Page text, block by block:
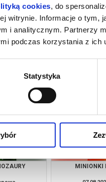
cookies, do
witrynie. Informacje o tym,
i analitycznym. Partnerzy
podczas korzystania z ich
Statystyka
kup bilet
MINIONKI